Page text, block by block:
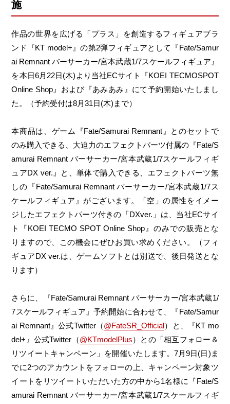
施
作品の世界を広げる「プラス」を創造するフィギュアブラ
ンド『KT model+』の第2弾フィギュアとして『Fate/Samur
ai Remnant バーサーカー/宮本武蔵1/7スケールフィギュア』
を本日6月22日(木)より当社ECサイト『KOEI TECMOSPOT
Online Shop』および『あみあみ』にて予約開始いたしまし
た。（予約受付は8月31日(木)まで）
本商品は、ゲーム『Fate/Samurai Remnant』とのセットで
のみ購入できる、大迫力のエフェクトパーツ付属の『Fate/S
amurai Remnant バーサーカー/宮本武蔵1/7スケールフィギ
ュアDX ver.』と、単体で購入できる、エフェクトパーツ無
しの『Fate/Samurai Remnant バーサーカー/宮本武蔵1/7ス
ケールフィギュア』がございます。「空」の属性をイメー
ジしたエフェクトパーツ付きの「DXver.」は、当社ECサイ
ト『KOEI TECMO SPOT Online Shop』のみでの販売とな
りますので、この機会にぜひお買い求めください。（フィ
ギュアDX ver.は、ゲームソフトとは別送で、後日発送とな
ります）
さらに、『Fate/Samurai Remnant バーサーカー/宮本武蔵1/
7スケールフィギュア』予約開始に合わせて、『Fate/Samur
ai Remnant』公式Twitter（@FateSR_Official）と、『KT mo
del+』公式Twitter（@KTmodelPlus）との「相互フォロー＆
リツイートキャンペーン」を開催いたします。7月9日(日)ま
でに2つのアカウントをフォローの上、キャンペーン対象ツ
イートをリツイートいただいた方の中から1名様に『Fate/S
amurai Remnant バーサーカー/宮本武蔵1/7スケールフィギ